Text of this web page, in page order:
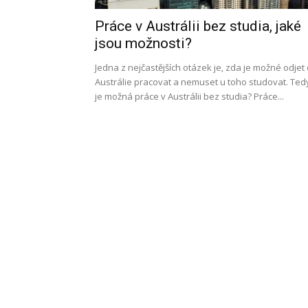
Práce v Austrálii bez studia, jaké
jsou možnosti?
Jedna z nejčastějších otázek je, zda je možné odjet
Austrálie pracovat a nemuset u toho studovat.
je možná práce v Austrálii bez studia? Práce...